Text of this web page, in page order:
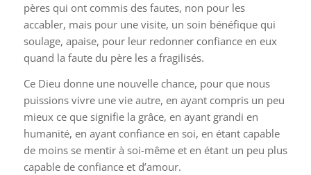
pères qui ont commis des fautes, non pour les
accabler, mais pour une visite, un soin bénéfique qui
soulage, apaise, pour leur redonner confiance en eux
quand la faute du père les a fragilisés.
Ce Dieu donne une nouvelle chance, pour que nous
puissions vivre une vie autre, en ayant compris un peu
mieux ce que signifie la grâce, en ayant grandi en
humanité, en ayant confiance en soi, en étant capable
de moins se mentir à soi-même et en étant un peu plus
capable de confiance et d’amour.